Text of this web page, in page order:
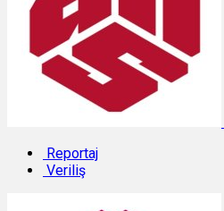
Reportaj
Veriliş